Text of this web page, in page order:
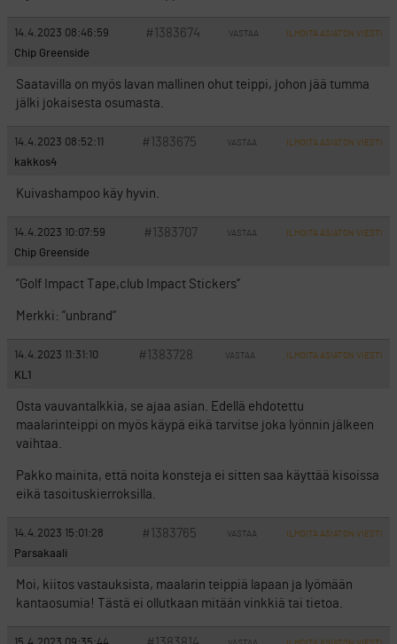
14.4.2023 08:46:59 #1383674 VASTAA ILMOITA ASIATON VIESTI
Chip Greenside
Saatavilla on myös lavan mallinen ohut teippi, johon jää tumma
jälki jokaisesta osumasta.
14.4.2023 08:52:11 #1383675 VASTAA ILMOITA ASIATON VIESTI
kakkos4
Kuivashampoo käy hyvin.
14.4.2023 10:07:59 #1383707 VASTAA ILMOITA ASIATON VIESTI
Chip Greenside
”Golf Impact Tape,club Impact Stickers”
Merkki: ”unbrand”
14.4.2023 11:31:10 #1383728 VASTAA ILMOITA ASIATON VIESTI
KL1
Osta vauvantalkkia, se ajaa asian. Edellä ehdotettu
maalarinteippi on myös käypä eikä tarvitse joka lyönnin jälkeen
vaihtaa.
Pakko mainita, että noita konsteja ei sitten saa käyttää kisoissa
eikä tasoituskierroksilla.
14.4.2023 15:01:28 #1383765 VASTAA ILMOITA ASIATON VIESTI
Parsakaali
Moi, kiitos vastauksista, maalarin teippiä lapaan ja lyömään
kantaosumia! Tästä ei ollutkaan mitään vinkkiä tai tietoa.